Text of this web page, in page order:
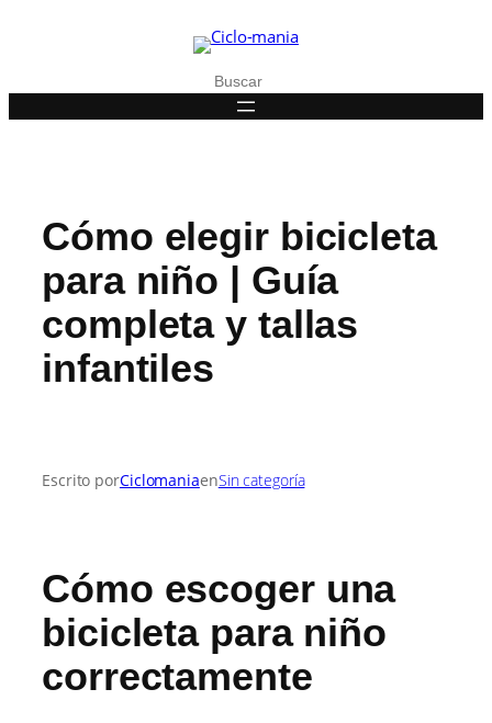
Cómo elegir bicicleta
para niño | Guía
completa y tallas
infantiles
Escrito porCiclomaniaenSin categoría
Cómo escoger una
bicicleta para niño
correctamente